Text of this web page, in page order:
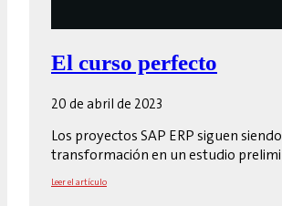
El curso perfecto
20 de abril de 2023
Los proyectos SAP ERP siguen
transformación en un estudio
Leer el artículo